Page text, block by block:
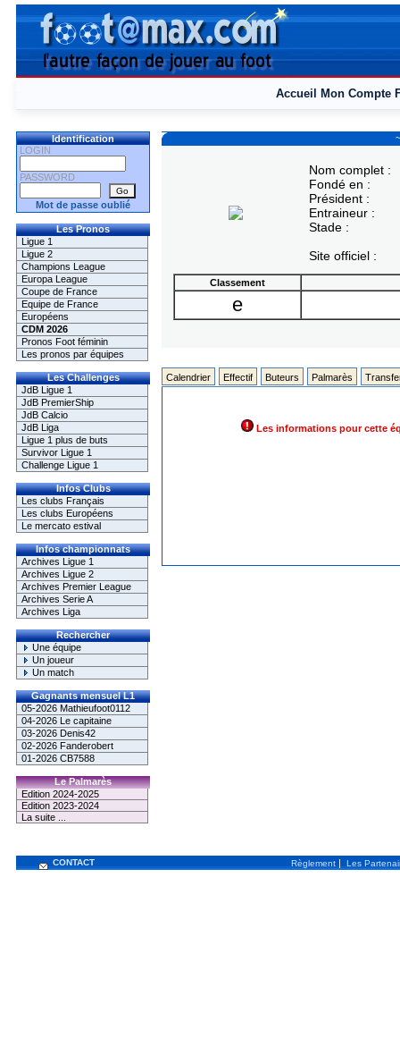
Accueil Mon Compte
Identification
LOGIN
PASSWORD
Mot de passe oublié
Les Pronos
Ligue 1
Ligue 2
Champions League
Europa League
Coupe de France
Equipe de France
Européens
CDM 2026
Pronos Foot féminin
Les pronos par équipes
Les Challenges
JdB Ligue 1
JdB PremierShip
JdB Calcio
JdB Liga
Ligue 1 plus de buts
Survivor Ligue 1
Challenge Ligue 1
Infos Clubs
Les clubs Français
Les clubs Européens
Le mercato estival
Infos championnats
Archives Ligue 1
Archives Ligue 2
Archives Premier League
Archives Serie A
Archives Liga
Rechercher
Une équipe
Un joueur
Un match
Gagnants mensuel L1
05-2026 Mathieufoot0112
04-2026 Le capitaine
03-2026 Denis42
02-2026 Fanderobert
01-2026 CB7588
Le Palmarès
Edition 2024-2025
Edition 2023-2024
La suite ...
Nom complet :
Fondé en :
Président :
Entraineur :
Stade :
Site officiel :
Classement
e
Calendrier Effectif Buteurs Palmarès
Les informations pour cette
CONTACT Règlement | Les